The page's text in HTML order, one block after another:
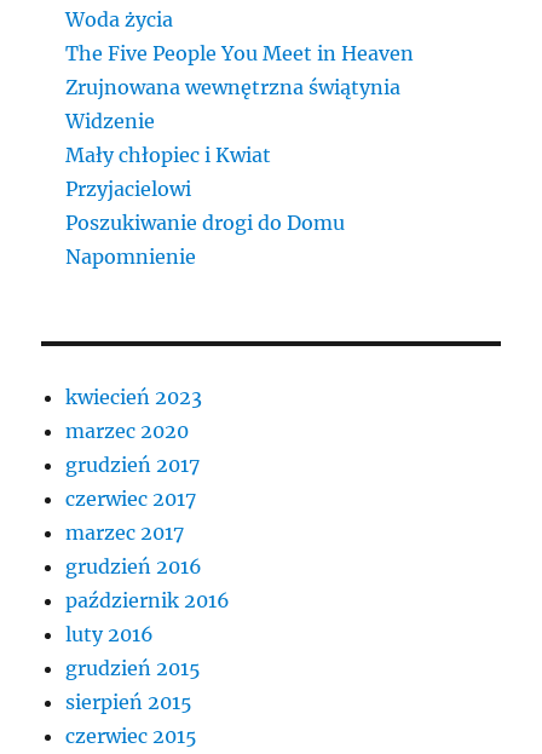
Woda życia
The Five People You Meet in Heaven
Zrujnowana wewnętrzna świątynia
Widzenie
Mały chłopiec i Kwiat
Przyjacielowi
Poszukiwanie drogi do Domu
Napomnienie
kwiecień 2023
marzec 2020
grudzień 2017
czerwiec 2017
marzec 2017
grudzień 2016
październik 2016
luty 2016
grudzień 2015
sierpień 2015
czerwiec 2015